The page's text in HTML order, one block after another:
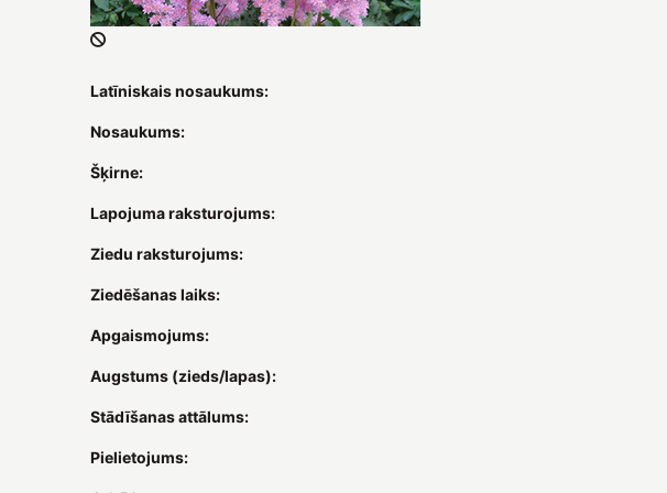
Latīniskais nosaukums:
Nosaukums:
Šķirne:
Lapojuma raksturojums:
Ziedu raksturojums:
Ziedēšanas laiks:
Apgaismojums:
Augstums (zieds/lapas):
Stādīšanas attālums:
Pielietojums: